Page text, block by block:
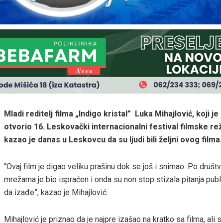
Mladi reditelj filma „Indigo kristal” Luka Mihajlović, koji je
otvorio 16. Leskovački internacionalni festival filmske
kazao je danas u Leskovcu da su ljudi bili željni ovog
“Ovaj film je digao veliku prašinu dok se još i snimao. Po
mrežama je bio ispraćen i onda su non stop stizala pitanja
da izađe”, kazao je Mihajlović.
Mihajlović je priznao da je najpre izašao na kratko sa filma, ali